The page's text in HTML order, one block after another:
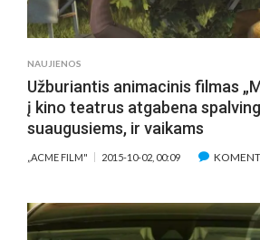
NAUJIENOS
Užburiantis animacinis filmas
į kino teatrus atgabena
suaugusiems, ir vaikams
„ACME FILM" 2015-10-02, 00:09